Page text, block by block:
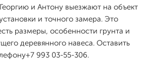
и Антону выезжают на объект
и точного замера. Это
размеры, особенности грунта и
деревянного навеса. Оставить
993 03-55-306.